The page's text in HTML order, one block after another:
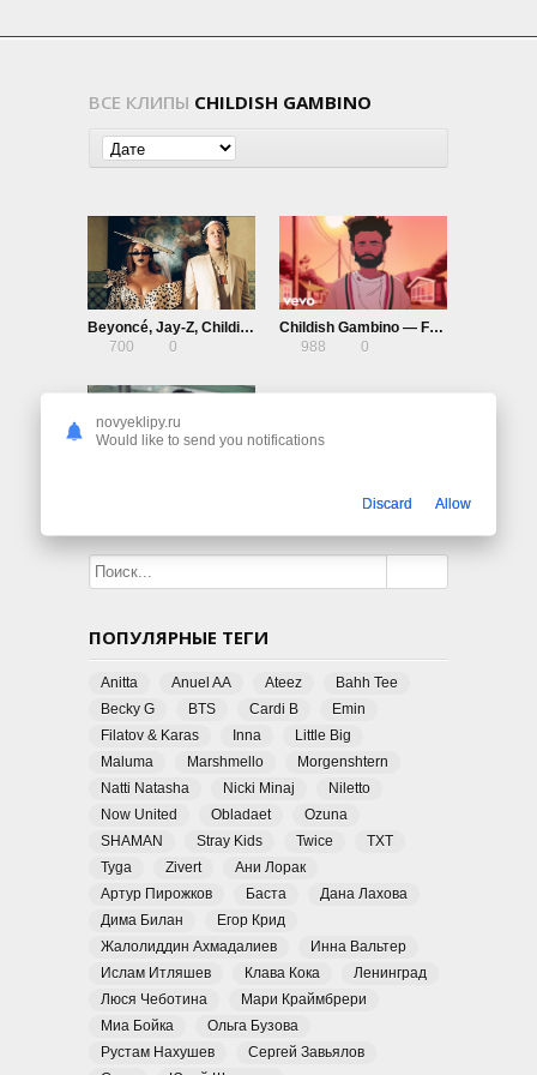
ВСЕ КЛИПЫ CHILDISH GAMBINO
Beyoncé, Jay-Z, Childish Gambino, Oumou Sangaré — Mood 4 Eva
700
0
Childish Gambino — Feels Like Summer
988
0
ПОПУЛЯРНЫЕ ТЕГИ
Anitta Anuel AA Ateez
Bahh Tee
Becky G
BTS Cardi B
Emin
Filatov & Karas
Inna
Little Big
Maluma
Marshmello
Morgenshtern
Natti Natasha
Nicki Minaj
Niletto
Now United
Obladaet
Ozuna
SHAMAN
Stray Kids Twice
TXT
Tyga
Zivert
Ани Лорак
Артур Пирожков
Баста
Дана Лахова
Дима Билан
Егор Крид
Жалолиддин Ахмадалиев
Инна Вальтер
Ислам Итляшев
Клава Кока
Ленинград
Люся Чеботина
Мари Краймбрери
Миа Бойка
Ольга Бузова
Рустам Нахушев
Сергей Завьялов
novyeklipy.ru
Would like to send you notifications
Discard Allow